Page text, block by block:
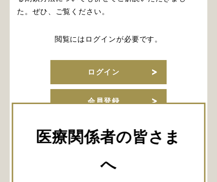
医療関係者の皆さま
へ
た。ぜひ、ご覧ください。
閲覧にはログインが必要です。
ログイン
会員登録
URLをコピー